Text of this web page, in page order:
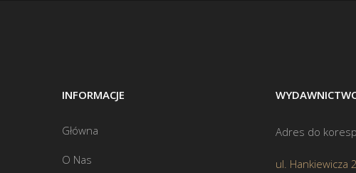
INFORMACJE
Główna
O Nas
Adres do
ul. Hankiewicza 2